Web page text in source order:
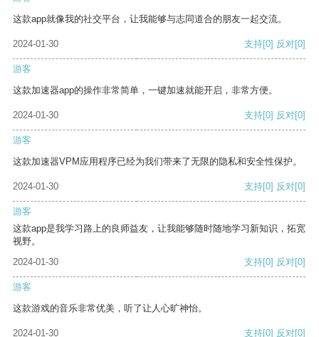
这款app就像我的社交平台，让我能够与志同道合的朋友一起交流。
2024-01-30 支持[0] 反对[0]
游客
这款加速器app的操作非常简单，一键加速就能开启，非常方便。
2024-01-30 支持[0] 反对[0]
游客
这款加速器VPM应用程序已经为我们带来了无限的隐私和安全性保护。
2024-01-30 支持[0] 反对[0]
游客
这款app是我学习路上的良师益友，让我能够随时随地学习新知识，拓宽
视野。
2024-01-30
支持[0] 反对[0]
游客
这款游戏的音乐非常优美，听了让人心旷神怡。
2024-01-30 支持[0] 反对[0]